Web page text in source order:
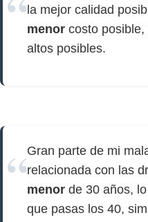
la mejor calidad
menor costo
altos posibles.
Gran parte de mi
relacionada con las
menor de 30 años,
que pasas los 40,